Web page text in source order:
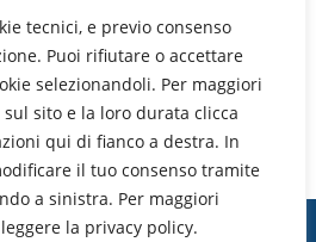
tecnici, e previo consenso
Puoi rifiutare o accettare
selezionandoli. Per maggiori
sito e la loro durata clicca
qui di fianco a destra. In
il tuo consenso tramite
a sinistra. Per maggiori
la privacy policy.
Soc. € 104.000,00 int. versato | Pec​